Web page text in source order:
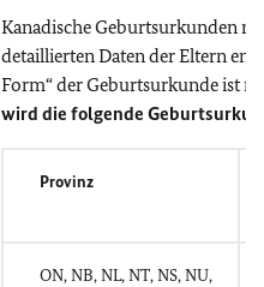
Kanadische Geburtsurkunden
detaillierten Daten der Eltern
Form“ der Geburtsurkunde ist
wird die folgende
Provinz
ON, NB, NL, NT, NS, NU,